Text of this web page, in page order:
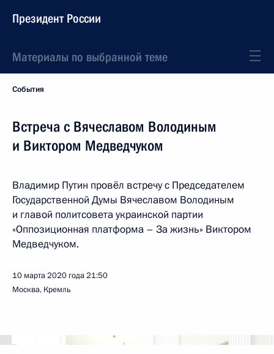
Президент России
Материалы по выбранной теме
События
Встреча с Вячеславом Володиным
и Виктором Медведчуком
Владимир Путин провёл встречу с Председателем
Государственной Думы Вячеславом Володиным
и главой политсовета украинской партии
«Оппозиционная платформа – За жизнь» Виктором
Медведчуком.
10 марта 2020 года21:50
Москва, Кремль